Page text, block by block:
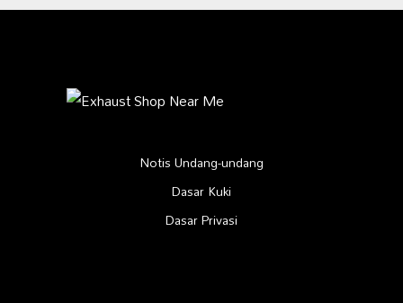
Notis Undang-undang
Dasar Kuki
Dasar Privasi